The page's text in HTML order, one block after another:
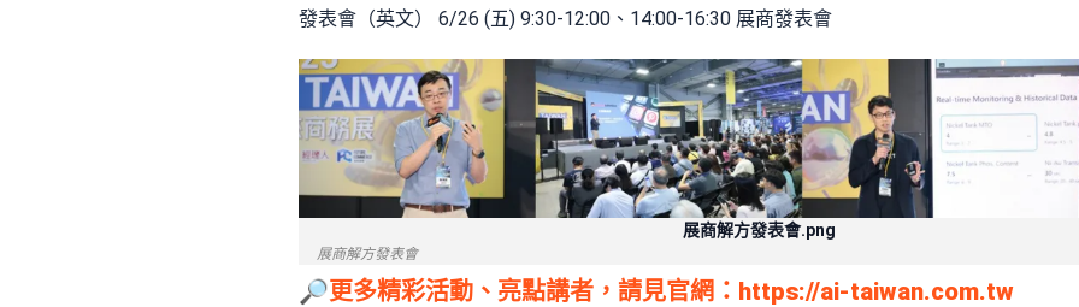
發表會（英文） 6/26 (五) 9:30-12:00、14:00-16:30 展商發表會
展商解方發表會.png
展商解方發表會
🔎更多精彩活動、亮點講者，請見官網： https://ai-taiwan.com.tw